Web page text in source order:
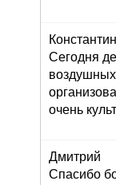
Сегодня
очень
Дмитрий
Спасибо